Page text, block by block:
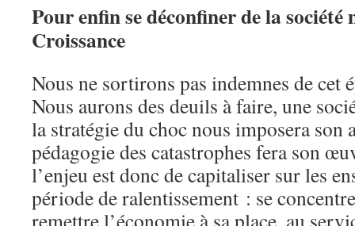
Pour enfin se déconfiner de la
Croissance
Nous ne sortirons pas indemnes de cet
Nous aurons des deuils à faire, une
la stratégie du choc nous imposera son
pédagogie des catastrophes fera son
l’enjeu est donc de capitaliser sur les
période de ralentissement : se
remettre l’économie à sa place, au